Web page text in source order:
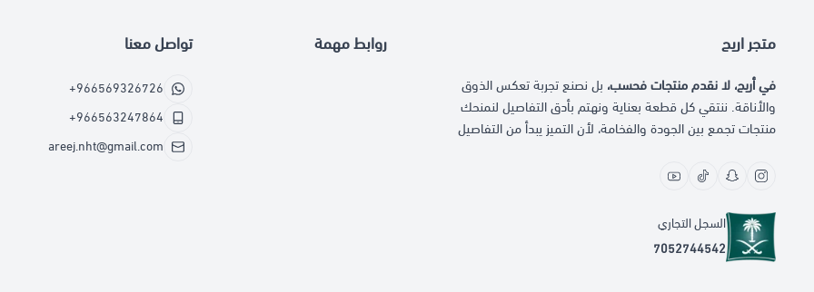
متجر اريج
في أريج، لا نقدم منتجات فحسب، بل نصنع تجربة تعكس الذوق
والأناقة. ننتقي كل قطعة بعناية ونهتم بأدق التفاصيل لنمنحك
منتجات تجمع بين الجودة والفخامة، لأن التميز يبدأ من التفاصيل
السجل التجاري
7052744542
روابط مهمة تواصل معنا
+966569326726
+966563247864
areej.nht@gmail.com